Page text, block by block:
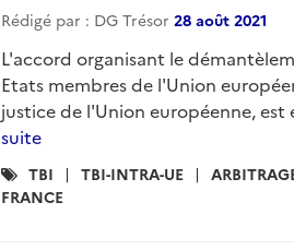
Rédigé par : DG Trésor 28 août 2021
L'accord organisant le
Etats membres de l'Union
justice de l'Union européenne, est
suite
Catégories
:
TBI TBI-INTRA-UE
FRANCE